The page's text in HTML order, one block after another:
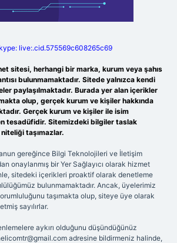
live:.cid.575569c608265c69
sitesi, herhangi bir marka, kurum veya şahıs
bulunmamaktadır. Sitede yalnızca kendi
paylaşılmaktadır. Burada yer alan içerikler
olup, gerçek kurum ve kişiler hakkında
Gerçek kurum ve kişiler ile isim
tesadüfidir. Sitemizdeki bilgiler taslak
taşımazlar.
gereğince Bilgi Teknolojileri ve İletişim
onaylanmış bir Yer Sağlayıcı olarak hizmet
sitedeki içerikleri proaktif olarak denetleme
bulunmamaktadır. Ancak, üyelerimiz
taşımakta olup, siteye üye olarak
sayılırlar.
aykırı olduğunu düşündüğünüz
adresine bildirmeniz halinde,